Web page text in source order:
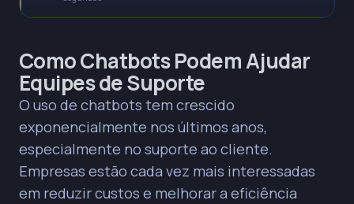
repetitivas, liberando agentes humanos para
questões complexas e de maior valor.
PRINCIPAIS INSIGHTS
A implementação de chatbots reduz
drasticamente o tempo de espera, diminuindo a
média de 10 para 3 minutos em um caso prático.
A configuração do encaminhamento para
Como Chatbots Podem Ajudar
Equipes de Suporte
O uso de chatbots tem crescido
exponencialmente nos últimos anos,
especialmente no suporte ao cliente.
Empresas estão cada vez mais interessadas
em reduzir custos e melhorar a eficiência